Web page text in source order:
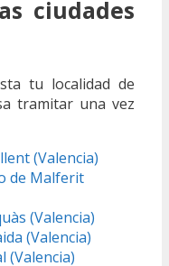
ciudades
tu localidad de
tramitar una vez
(Valencia)
de Malferit
(Valencia)
(Valencia)
(Valencia)